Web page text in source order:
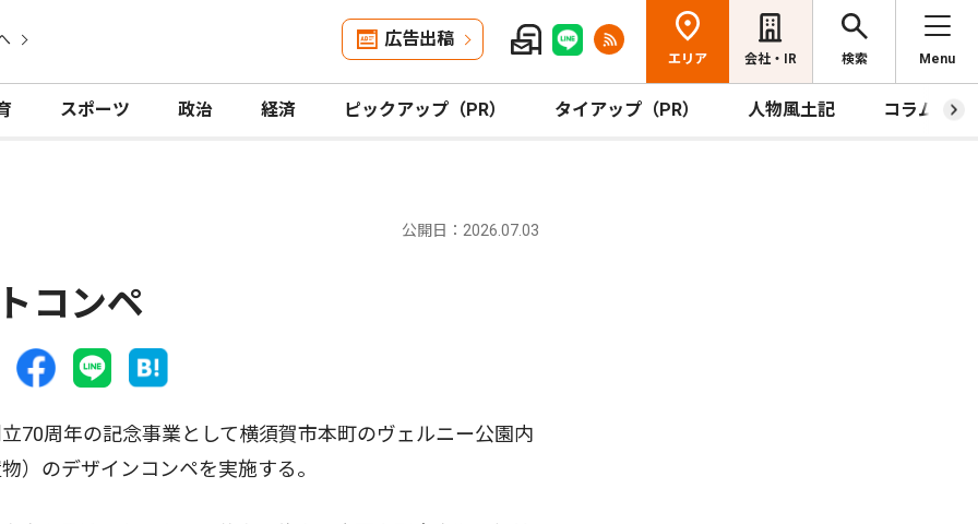
広告出稿
エリア 会社・IR 検索 Menu
スポーツ 政治 経済 ピックアップ（PR） タイアップ（PR） 人物風土記 コラム
公開日：2026.07.03
コンペ
周年の記念事業として横須賀市本町のヴェルニー公園内
）のデザインコンペを実施する。